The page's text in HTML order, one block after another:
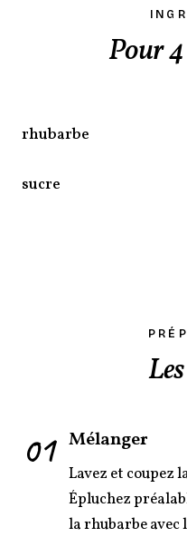
Pour
rhubarbe
sucre
01 Mélanger
Lavez et coupez
Épluchez
la rhubarbe avec